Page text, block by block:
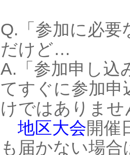
Q.「参加に必要
だけど…
A.「参加申し込
てすぐに参加申
けではありませ
地区大会開催
も届かない場